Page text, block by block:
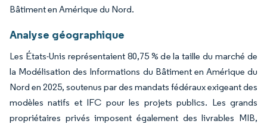
Bâtiment en Amérique du Nord.
Analyse géographique
Les États-Unis représentaient 80,75 % de la taille du marché de
la Modélisation des Informations du Bâtiment en Amérique du
Nord en 2025, soutenus par des mandats fédéraux exigeant des
modèles natifs et IFC pour les projets publics. Les grands
propriétaires privés imposent également des livrables MIB,